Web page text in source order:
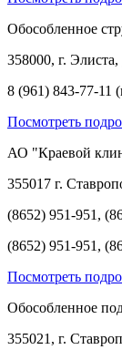
Обособленное
358000, г.
8 (961) 843-77-11
Посмотреть
АО "Краевой
355017 г.
(8652) 951-951,
(8652) 951-951,
Посмотреть
Обособленное
355021, г.